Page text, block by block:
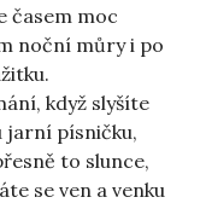
časem moc
noční můry i po
když slyšíte
jarní písničku,
to slunce,
se ven a venku